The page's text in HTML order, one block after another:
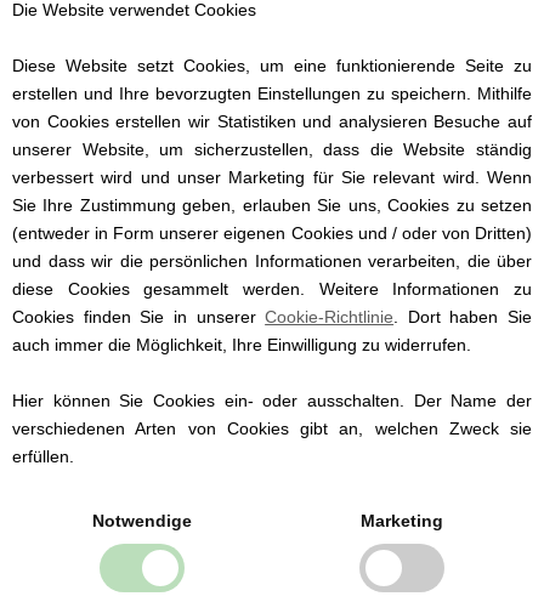
Die Website verwendet Cookies
Diese Website setzt Cookies, um eine funktionierende Seite zu
erstellen und Ihre bevorzugten Einstellungen zu speichern. Mithilfe
von Cookies erstellen wir Statistiken und analysieren Besuche auf
unserer Website, um sicherzustellen, dass die Website ständig
verbessert wird und unser Marketing für Sie relevant wird. Wenn
Sie Ihre Zustimmung geben, erlauben Sie uns, Cookies zu setzen
(entweder in Form unserer eigenen Cookies und / oder von Dritten)
und dass wir die persönlichen Informationen verarbeiten, die über
diese Cookies gesammelt werden. Weitere Informationen zu
Cookies finden Sie in unsererCookie-Richtlinie . Dort haben Sie
auch immer die Möglichkeit, Ihre Einwilligung zu widerrufen.
Hier können Sie Cookies ein- oder ausschalten. Der Name der
verschiedenen Arten von Cookies gibt an, welchen Zweck sie
erfüllen.
Notwendige Marketing
Anforderungen der EN 1400 in Sachen
Haltbarkeit, Qualität, Funktionalität und
Umwelt.
Wir gravieren den Schnuller nach Ihren
Wünschen und machen ihn damit zu
einem Unikat.
In der Packung sind drei Schnuller, der
Name ist in der Mitte eingraviert.
Die Buchstaben werden kleiner, je länger
der Name ist.
Mit unseren einzigartigen und
persönlichen Schnullern mit Namen
langfristig Einsparungen erzielen.
Die Aufschrift auf dem Sauger kann nicht
abgetragen werden, was bedeutet, dass